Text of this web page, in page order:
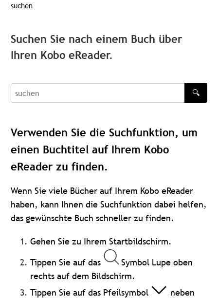
suchen
Suchen Sie nach einem Buch über
Ihren Kobo eReader.
recherche
🔍
Verwenden Sie die Suchfunktion, um
einen Buchtitel auf Ihrem Kobo
eReader zu finden.
Wenn Sie viele Bücher auf Ihrem Kobo eReader
haben, kann Ihnen die Suchfunktion dabei helfen,
das gewünschte Buch schneller zu finden.
Gehen Sie zu Ihrem Startbildschirm.
Tippen Sie auf das
Symbol Lupe oben
rechts auf dem Bildschirm.
Tippen Sie auf das Pfeilsymbol
neben